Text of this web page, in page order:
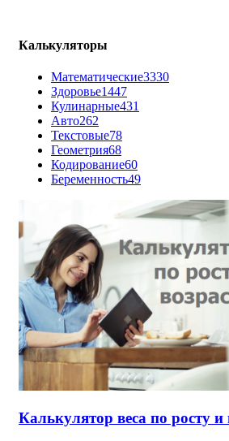
Калькуляторы
Математические3330
Здоровье1447
Кулинарные431
Авто262
Текстовые78
Геометрия68
Кодирование60
Беременность49
Калькулятор веса по росту и